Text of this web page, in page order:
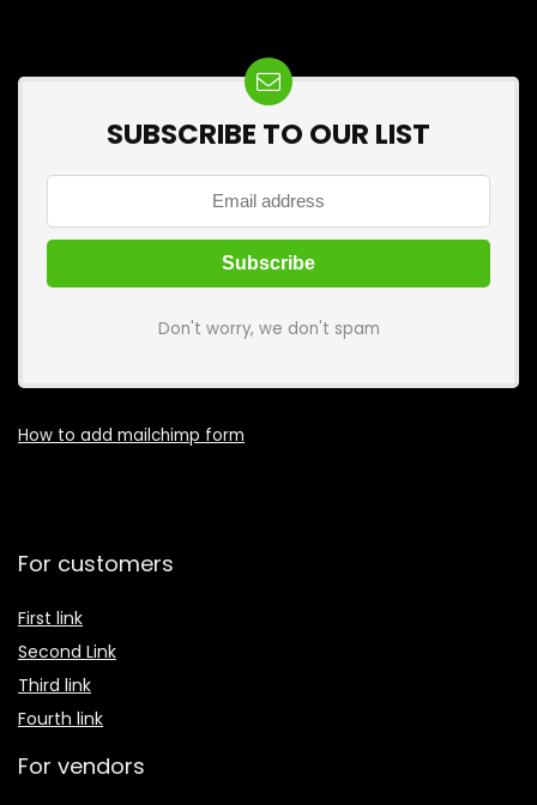
SUBSCRIBE TO OUR LIST
Don't worry, we don't spam
How to add mailchimp form
For customers
First link
Second Link
Third link
Fourth link
For vendors